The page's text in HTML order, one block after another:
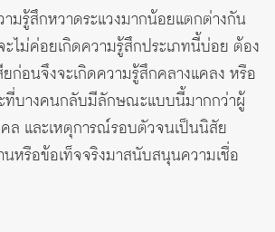
มรู้สึกหวาดระแวงมากน้อยแตกต่างกัน
ไม่ค่อยเกิดความรู้สึกประเภทนี้บ่อย ต้อง
ก่อนจึงจะเกิดความรู้สึกคลางแคลง หรือ
ที่บางคนกลับมีลักษณะแบบนี้มากกว่าผู้
ล และเหตุการณ์รอบตัวจนเป็นนิสัย
หรือข้อเท็จจริงมาสนับสนุนความเชื่อ